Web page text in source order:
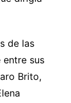
de las
sus
Brito,